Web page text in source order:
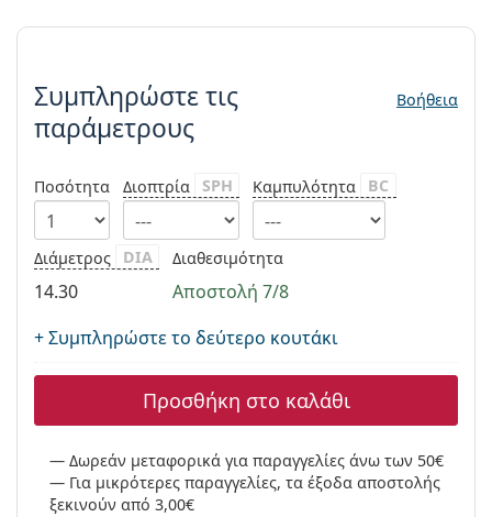
Όλες οι μάρκες
Συμπληρώστε τις παράμετρους
Συμπληρώστε τις
παράμετρους
Βοήθεια
Ποσότητα Διοπτρία SPH Καμπυλότητα BC
Διάμετρος DIA
14.30
Διαθεσιμότητα
Αποστολή 7/8
+ Συμπληρώστε το δεύτερο κουτάκι
Προσθήκη στο καλάθι
Δωρεάν μεταφορικά για παραγγελίες άνω των 50€
Για μικρότερες παραγγελίες, τα έξοδα αποστολής
ξεκινούν από 3,00€